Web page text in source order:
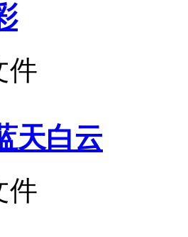
件
天白云
件